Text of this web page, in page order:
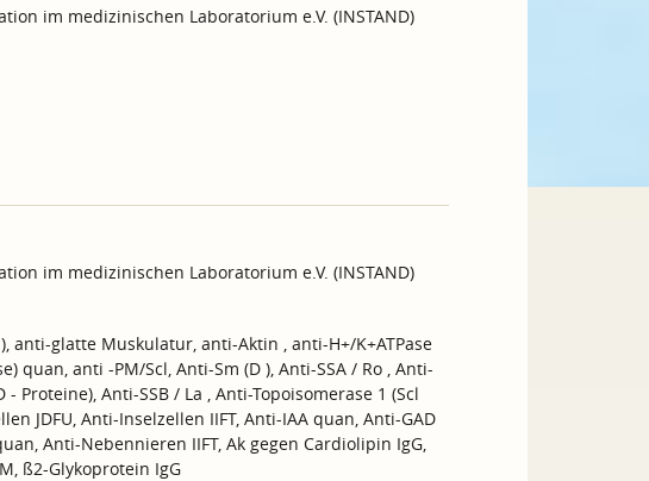
im medizinischen Laboratorium e.V. (INSTAND)
im medizinischen Laboratorium e.V. (INSTAND)
glatte Muskulatur, anti-Aktin , anti-H+/K+ATPase
quan, anti -PM/Scl, Anti-Sm (D ), Anti-SSA / Ro , Anti-
- Proteine), Anti-SSB / La , Anti-Topoisomerase 1 (Scl
JDFU, Anti-Inselzellen IIFT, Anti-IAA quan, Anti-GAD
Anti-Nebennieren IIFT, Ak gegen Cardiolipin IgG,
ß2-Glykoprotein IgG